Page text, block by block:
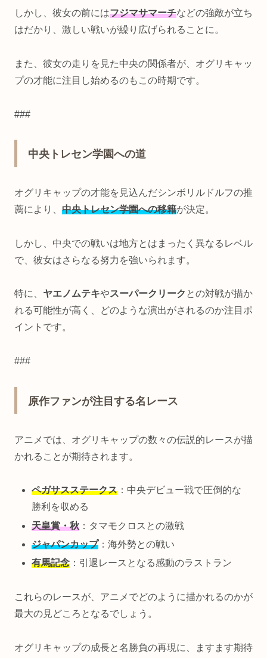
しかし、彼女の前にはフジマサマーチなどの強敵が立ち
はだかり、激しい戦いが繰り広げられることに。
また、彼女の走りを見た中央の関係者が、オグリキャッ
プの才能に注目し始めるのもこの時期です。
###
中央トレセン学園への道
オグリキャップの才能を見込んだシンボリルドルフの推
薦により、 中央トレセン学園への移籍が決定。
しかし、中央での戦いは地方とはまったく異なるレベル
で、彼女はさらなる努力を強いられます。
特に、 ヤエノムテキやスーパークリーク との対戦が描か
れる可能性が高く、どのような演出がされるのか注目ポ
イントです。
###
原作ファンが注目する名レース
アニメでは、オグリキャップの数々の伝説的レースが描
かれることが期待されます。
ペガサスステークス ：中央デビュー戦で圧倒的な
勝利を収める
天皇賞・秋 ：タマモクロスとの激戦
ジャパンカップ：海外勢との戦い
有馬記念 ：引退レースとなる感動のラストラン
これらのレースが、アニメでどのように描かれるのかが
最大の見どころとなるでしょう。
オグリキャップの成長と名勝負の再現に、ますます期待